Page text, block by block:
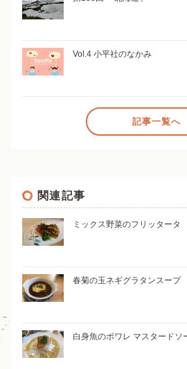
Vol.4 小平社のなかみ
記事一覧へ
関連記事
ミックス野菜のフリッタータ
春菊の玉ネギグラタンスープ
白身魚のポワレ マスタードソ